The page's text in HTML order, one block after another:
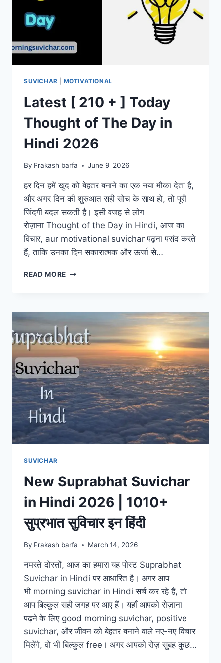
SUVICHAR MOTIVATIONAL
Latest [ 210 + ] Today
Thought of The Day in
Hindi 2026
By Prakash barfa June 9, 2026
हर दिन हमें खुद को बेहतर बनाने का एक नया मौका देता है,
और अगर दिन की शुरुआत सही सोच के साथ हो, तो पूरी
जिंदगी बदल सकती है। इसी वजह से लोग
रोज़ाना Thought of the Day in Hindi, आज का
विचार, aur motivational suvichar पढ़ना पसंद करते
हैं, ताकि उनका दिन सकारात्मक और ऊर्जा से…
READ MORE LATEST
]
TODAY
THOUGHT
OF
THE
DAY
IN
HINDI
2026
SUVICHAR
New Suprabhat Suvichar
in Hindi 2026 | 1010+
सुप्रभात सुविचार इन हिंदी
By Prakash barfa March 14, 2026
नमस्ते दोस्तों, आज का हमारा यह पोस्ट Suprabhat
Suvichar in Hindi पर आधारित है। अगर आप
भी morning suvichar in Hindi सर्च कर रहे हैं, तो
आप बिल्कुल सही जगह पर आए हैं। यहाँ आपको रोज़ाना
पढ़ने के लिए good morning suvichar, positive
suvichar, और जीवन को बेहतर बनाने वाले नए-नए विचार
मिलेंगे, वो भी बिल्कुल free। अगर आपको रोज़ सुबह कुछ…